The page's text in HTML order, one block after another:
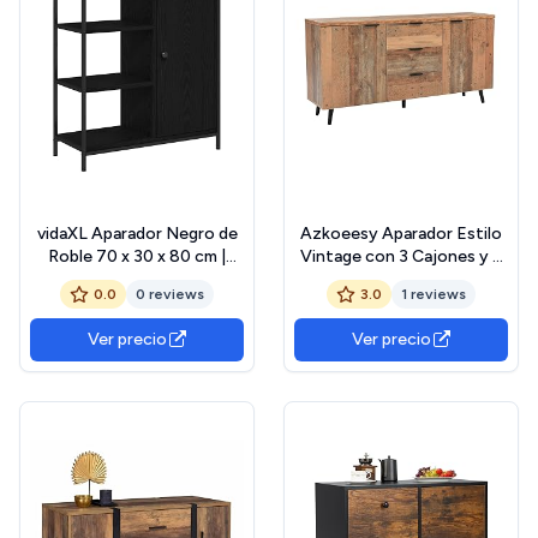
vidaXL Aparador Negro de
Roble 70 x 30 x 80 cm |
Solución Amplia de
Almacenamiento para el
Comedor y la Sala de Estar
con Diseño Moderno,
Buffet y Servidor, Muebles
0.0 0 reviews
Ver precio
Azkoeesy Aparador Estilo
Vintage con 3 Cajones y 2
Puertas - 140x35x70 cm,
para
Salón/Comedor/Dormitorio
3.0 1 reviews
Ver precio